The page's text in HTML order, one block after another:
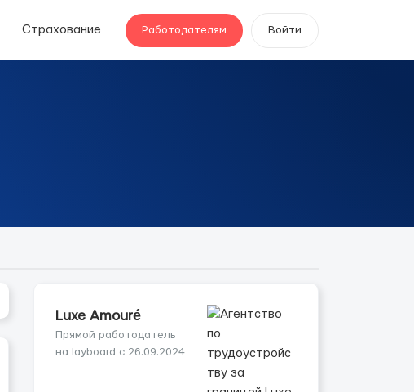
Страхование Работодателям Войти
Luxe Amouré
Прямой работодатель
на layboard с 26.09.2024